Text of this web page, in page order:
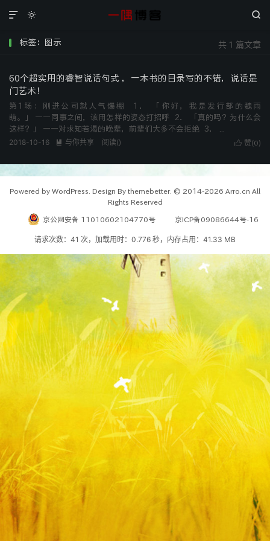
 

共 1 篇文章
标签：图示
60个超实用的睿智说话句式 ，一本书的目录写的不错，说话是
门艺术！
第1场：刚进公司就人气爆棚 1． 「你好，我是发行部的魏雨
萌。」 ――同事之间，该用怎样的姿态打招呼 2． 「真的吗？为什么会
这样？」 ――对求知若渴的晚辈，前辈们大多不会拒绝 3． ...
 赞(0)
2018-10-16  与你共享 阅读()
Powered by WordPress. Design By themebetter. © 2014-2026 Arro.cn All
Rights Reserved
京公网安备 11010602104770号 京ICP备09086644号-16
请求次数：41 次，加载用时：0.776 秒，内存占用：41.33 MB